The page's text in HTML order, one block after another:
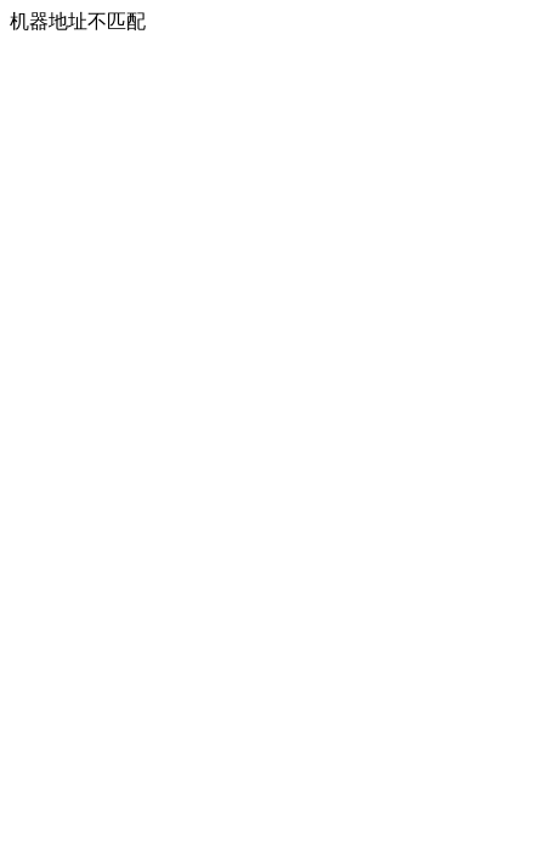
机器地址不匹配